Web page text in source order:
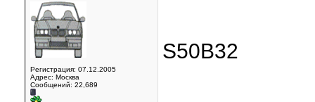
Регистрация: 07.12.2005
Адрес: Москва
Сообщений: 22,689
S50B32